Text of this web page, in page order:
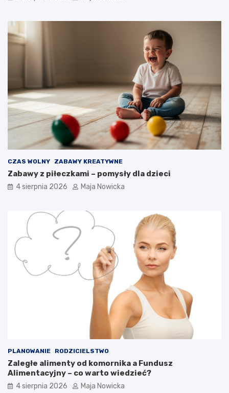
CZAS WOLNY ZABAWY KREATYWNE
Zabawy z piłeczkami – pomysły dla dzieci
4 sierpnia 2026 Maja Nowicka
PLANOWANIE RODZICIELSTWO
Zaległe alimenty od komornika a Fundusz
Alimentacyjny – co warto wiedzieć?
4 sierpnia 2026 Maja Nowicka